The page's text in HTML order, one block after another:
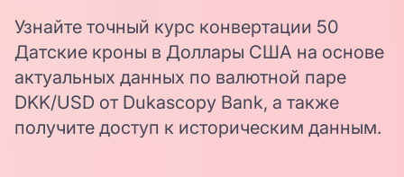
Узнайте точный курс конвертации 50
Датские кроны в Доллары США на основе
актуальных данных по валютной паре
DKK/USD от Dukascopy Bank, а также
получите доступ к историческим данным.